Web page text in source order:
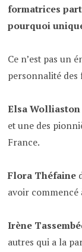
formatrices
pourquoi
Ce n’est pas un
personnalité des
Elsa Wolliaston
et une des
France.
Flora Théfaine
avoir commencé
Irène
autres qui a la